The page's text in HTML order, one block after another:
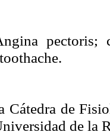
pectoris;
Cátedra de
de la